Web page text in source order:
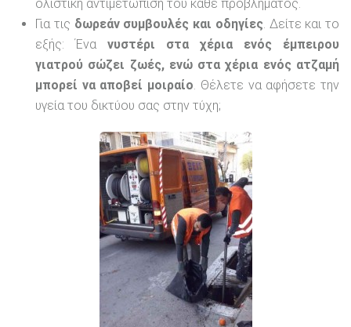
ολιστική αντιμετώπιση του κάθε προβλήματος.
Για τις δωρεάν συμβουλές και οδηγίες. Δείτε και το
εξής: Ένα νυστέρι στα χέρια ενός έμπειρου
γιατρού σώζει ζωές, ενώ στα χέρια ενός ατζαμή
μπορεί να αποβεί μοιραίο. Θέλετε να αφήσετε την
υγεία του δικτύου σας στην τύχη;